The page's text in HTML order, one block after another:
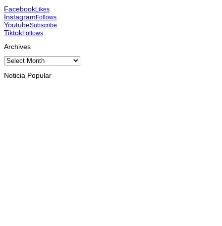
FacebookLikes
InstagramFollows
YoutubeSubscribe
TiktokFollows
Archives
Archives
Noticia Popular